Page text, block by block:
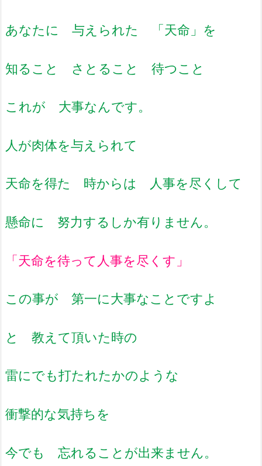
あなたに 与えられた 「天命」を
知ること さとること 待つこと
これが 大事なんです。
人が肉体を与えられて
天命を得た 時からは 人事を尽くして
懸命に 努力するしか有りません。
「天命を待って人事を尽くす」
この事が 第一に大事なことですよ
と 教えて頂いた時の
雷にでも打たれたかのような
衝撃的な気持ちを
今でも 忘れることが出来ません。